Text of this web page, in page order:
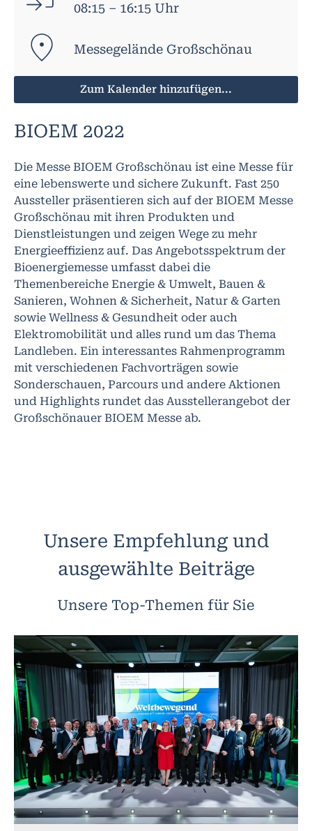
08:15 – 16:15 Uhr
Messegelände Großschönau
Zum Kalender hinzufügen...
BIOEM 2022
Die Messe BIOEM Großschönau ist eine Messe für
eine lebenswerte und sichere Zukunft. Fast 250
Aussteller präsentieren sich auf der BIOEM Messe
Großschönau mit ihren Produkten und
Dienstleistungen und zeigen Wege zu mehr
Energieeffizienz auf. Das Angebotsspektrum der
Bioenergiemesse umfasst dabei die
Themenbereiche Energie & Umwelt, Bauen &
Sanieren, Wohnen & Sicherheit, Natur & Garten
sowie Wellness & Gesundheit oder auch
Elektromobilität und alles rund um das Thema
Landleben. Ein interessantes Rahmenprogramm
mit verschiedenen Fachvorträgen sowie
Sonderschauen, Parcours und andere Aktionen
und Highlights rundet das Ausstellerangebot der
Großschönauer BIOEM Messe ab.
Unsere Empfehlung und
ausgewählte Beiträge
Unsere Top-Themen für Sie